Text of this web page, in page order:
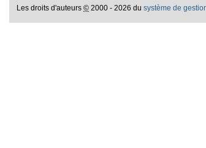
Les droits d'auteurs© 2000 - 2026 dusystème de